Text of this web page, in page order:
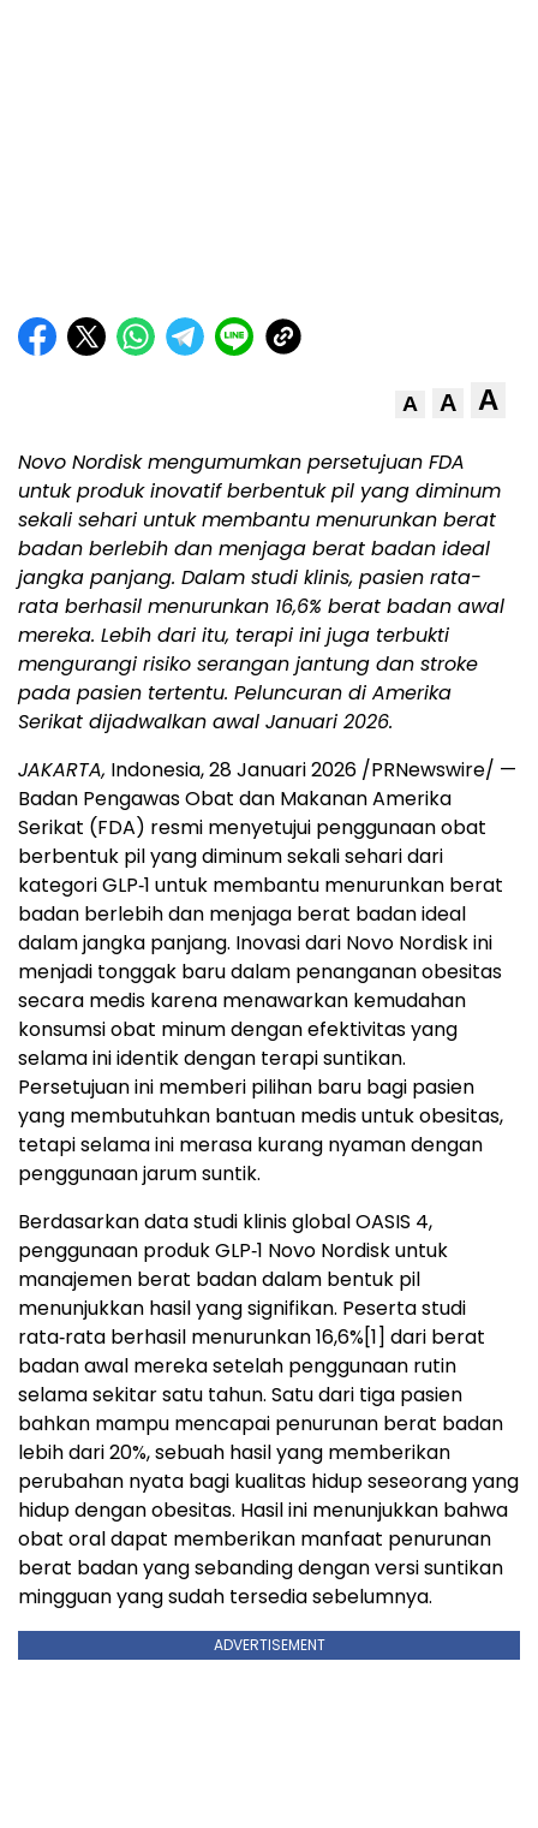
A A A
Novo Nordisk mengumumkan persetujuan FDA
untuk produk inovatif berbentuk pil yang diminum
sekali sehari untuk membantu menurunkan berat
badan berlebih dan menjaga berat badan ideal
jangka panjang. Dalam studi klinis, pasien rata-
rata berhasil menurunkan 16,6% berat badan awal
mereka. Lebih dari itu, terapi ini juga terbukti
mengurangi risiko serangan jantung dan stroke
pada pasien tertentu. Peluncuran di Amerika
Serikat dijadwalkan awal Januari 2026.
JAKARTA, Indonesia, 28 Januari 2026 /PRNewswire/ —
Badan Pengawas Obat dan Makanan Amerika
Serikat (FDA) resmi menyetujui penggunaan obat
berbentuk pil yang diminum sekali sehari dari
kategori GLP‑1 untuk membantu menurunkan berat
badan berlebih dan menjaga berat badan ideal
dalam jangka panjang. Inovasi dari Novo Nordisk ini
menjadi tonggak baru dalam penanganan obesitas
secara medis karena menawarkan kemudahan
konsumsi obat minum dengan efektivitas yang
selama ini identik dengan terapi suntikan.
Persetujuan ini memberi pilihan baru bagi pasien
yang membutuhkan bantuan medis untuk obesitas,
tetapi selama ini merasa kurang nyaman dengan
penggunaan jarum suntik.
Berdasarkan data studi klinis global OASIS 4,
penggunaan produk GLP‑1 Novo Nordisk untuk
manajemen berat badan dalam bentuk pil
menunjukkan hasil yang signifikan. Peserta studi
rata‑rata berhasil menurunkan 16,6%[1] dari berat
badan awal mereka setelah penggunaan rutin
selama sekitar satu tahun. Satu dari tiga pasien
bahkan mampu mencapai penurunan berat badan
lebih dari 20%, sebuah hasil yang memberikan
perubahan nyata bagi kualitas hidup seseorang yang
hidup dengan obesitas. Hasil ini menunjukkan bahwa
obat oral dapat memberikan manfaat penurunan
berat badan yang sebanding dengan versi suntikan
mingguan yang sudah tersedia sebelumnya.
ADVERTISEMENT